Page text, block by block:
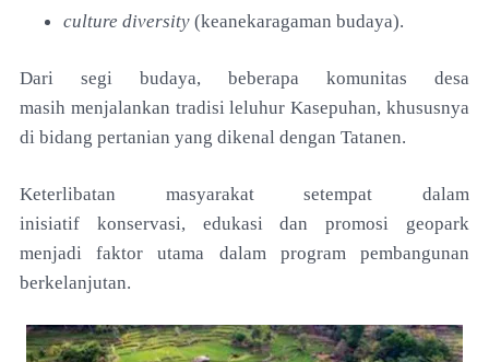
culture diversity (keanekaragaman budaya).
Dari segi budaya, beberapa komunitas desa
masih menjalankan tradisi leluhur Kasepuhan, khususnya
di bidang pertanian yang dikenal dengan Tatanen.
Keterlibatan masyarakat setempat dalam
inisiatif konservasi, edukasi dan promosi geopark
menjadi faktorutama dalam program pembangunan
berkelanjutan.